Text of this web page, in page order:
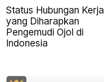
Status Hubungan Kerja
yang Diharapkan
Pengemudi Ojol di
Indonesia